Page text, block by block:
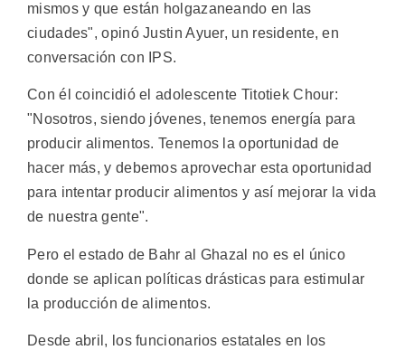
mismos y que están holgazaneando en las
ciudades", opinó Justin Ayuer, un residente, en
conversación con IPS.
Con él coincidió el adolescente Titotiek Chour:
"Nosotros, siendo jóvenes, tenemos energía para
producir alimentos. Tenemos la oportunidad de
hacer más, y debemos aprovechar esta oportunidad
para intentar producir alimentos y así mejorar la vida
de nuestra gente".
Pero el estado de Bahr al Ghazal no es el único
donde se aplican políticas drásticas para estimular
la producción de alimentos.
Desde abril, los funcionarios estatales en los